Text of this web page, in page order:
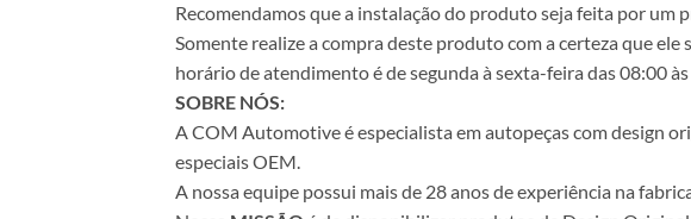
Recomendamos que a instalação do produto seja feita por um
Somente realize a compra deste produto com a certeza que
horário de atendimento é de segunda à sexta-feira das 08:00
SOBRE NÓS:
A COM Automotive é especialista em autopeças com design
especiais OEM.
A nossa equipe possui mais de 28 anos de experiência na